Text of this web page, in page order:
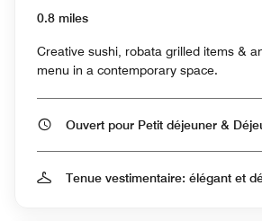
0.8 miles
Creative sushi, robata grilled items &
menu in a contemporary space.
Tenue vestimentaire: élégant et